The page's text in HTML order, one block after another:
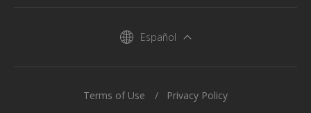
Español
Terms of Use Privacy Policy